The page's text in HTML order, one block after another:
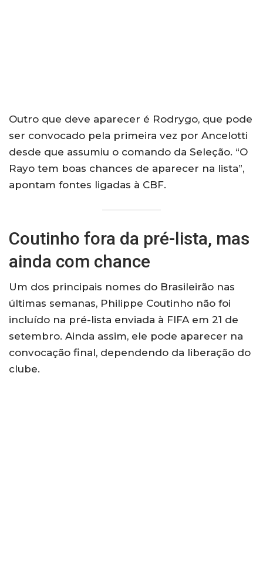
Outro que deve aparecer é Rodrygo, que pode
ser convocado pela primeira vez por Ancelotti
desde que assumiu o comando da Seleção. “O
Rayo tem boas chances de aparecer na lista”,
apontam fontes ligadas à CBF.
Coutinho fora da pré-lista, mas
ainda com chance
Um dos principais nomes do Brasileirão nas
últimas semanas, Philippe Coutinho não foi
incluído na pré-lista enviada à FIFA em 21 de
setembro. Ainda assim, ele pode aparecer na
convocação final, dependendo da liberação do
clube.